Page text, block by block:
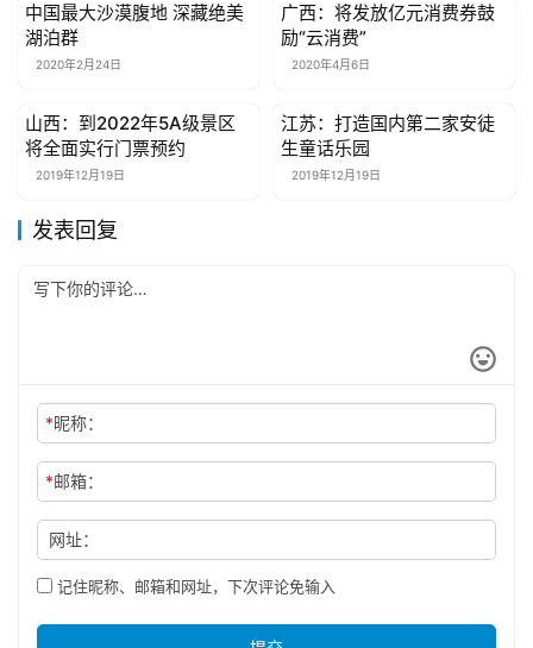
旅游资讯
中国最大沙漠腹地 深藏绝美
湖泊群
2020年2月24日
旅游资讯
广西：将发放亿元消费券鼓
励“云消费”
2020年4月6日
旅游资讯
山西：到2022年5A级景区
将全面实行门票预约
2019年12月19日
旅游资讯
江苏：打造国内第二家安徒
生童话乐园
2019年12月19日
发表回复
*昵称：
*邮箱：
网址：
记住昵称、邮箱和网址，下次评论免输入